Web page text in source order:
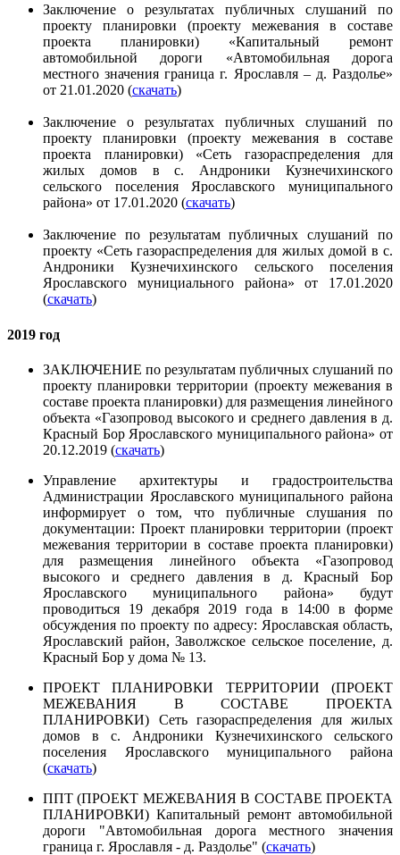
Заключение о результатах публичных слушаний по
проекту планировки (проекту межевания в составе
проекта планировки) «Капитальный ремонт
автомобильной дороги «Автомобильная дорога
местного значения граница г. Ярославля – д. Раздолье»
от 21.01.2020 (скачать)
Заключение о результатах публичных слушаний по
проекту планировки (проекту межевания в составе
проекта планировки) «Сеть газораспределения для
жилых домов в с. Андроники Кузнечихинского
сельского поселения Ярославского муниципального
района» от 17.01.2020 (скачать)
Заключение по результатам публичных слушаний по
проекту «Сеть газораспределения для жилых домой в с.
Андроники Кузнечихинского сельского поселения
Ярославского мунициального района» от 17.01.2020
(скачать)
2019 год
ЗАКЛЮЧЕНИЕ по результатам публичных слушаний по
проекту планировки территории (проекту межевания в
составе проекта планировки) для размещения линейного
объекта «Газопровод высокого и среднего давления в д.
Красный Бор Ярославского муниципального района» от
20.12.2019 (скачать)
Управление архитектуры и градостроительства
Администрации Ярославского муниципального района
информирует о том, что публичные слушания по
документации: Проект планировки территории (проект
межевания территории в составе проекта планировки)
для размещения линейного объекта «Газопровод
высокого и среднего давления в д. Красный Бор
Ярославского муниципального района» будут
проводиться 19 декабря 2019 года в 14:00 в форме
обсуждения по проекту по адресу: Ярославская область,
Ярославский район, Заволжское сельское поселение, д.
Красный Бор у дома № 13.
ПРОЕКТ ПЛАНИРОВКИ ТЕРРИТОРИИ (ПРОЕКТ
МЕЖЕВАНИЯ В СОСТАВЕ ПРОЕКТА
ПЛАНИРОВКИ) Сеть газораспределения для жилых
домов в с. Андроники Кузнечихинского сельского
поселения Ярославского муниципального района
(скачать)
ППТ (ПРОЕКТ МЕЖЕВАНИЯ В СОСТАВЕ ПРОЕКТА
ПЛАНИРОВКИ) Капитальный ремонт автомобильной
дороги "Автомобильная дорога местного значения
граница г. Ярославля - д. Раздолье" (скачать)